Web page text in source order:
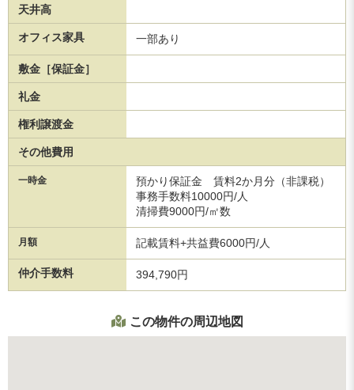
天井高
オフィス家具 一部あり
敷金［保証金］
礼金
権利譲渡金
その他費用
一時金
預かり保証金 賃料2か月分（非課税）
事務手数料10000円/人
清掃費9000円/㎡数
月額 記載賃料+共益費6000円/人
仲介手数料 394,790円
この物件の周辺地図